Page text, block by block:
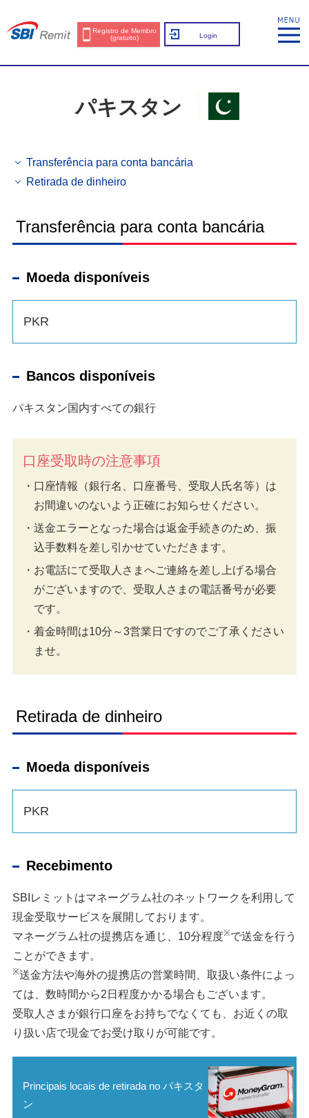
Registro de Membro
(gratuito)
Login
パキスタン
Transferência para conta bancária
Retirada de dinheiro
Transferência para conta bancária
Moeda disponíveis
PKR
Bancos disponíveis
パキスタン国内すべての銀行
口座受取時の注意事項
口座情報（銀行名、口座番号、受取人氏名等）は
お間違いのないよう正確にお知らせください。
送金エラーとなった場合は返金手続きのため、振
込手数料を差し引かせていただきます。
お電話にて受取人さまへご連絡を差し上げる場合
がございますので、受取人さまの電話番号が必要
です。
着金時間は10分～3営業日ですのでご了承ください
ませ。
Retirada de dinheiro
Moeda disponíveis
PKR
Recebimento
SBIレミットはマネーグラム社のネットワークを利用して
現金受取サービスを展開しております。
マネーグラム社の提携店を通じ、10分程度※で送金を行う
ことができます。
※送金方法や海外の提携店の営業時間、取扱い条件によっ
ては、数時間から2日程度かかる場合もございます。
受取人さまが銀行口座をお持ちでなくても、お近くの取
り扱い店で現金でお受け取りが可能です。
Principais locais de retirada no パキスタ
ン